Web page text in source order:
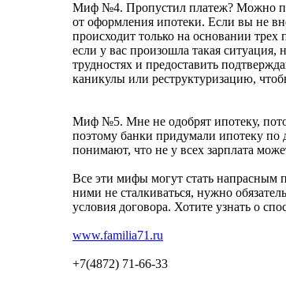
Миф №4. Пропустил платеж? Можно
от оформления ипотеки. Если вы не
происходит только на основании
если у вас произошла такая
трудностях и предоставить
каникулы или реструктуризацию,
Миф №5. Мне не одобрят ипотеку,
поэтому банки придумали ипотеку
понимают, что не у всех зарплата
Все эти мифы могут стать напрасным
ними не сталкиваться, нужно
условия договора. Хотите узнать о
www.familia71.ru
+7(4872) 71-66-33